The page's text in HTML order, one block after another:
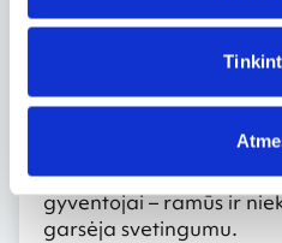
Rodo salą, galima
antikos laikų griuvėsius,
liekanas, kalnuose
išsibarstę tradiciniai
kuriuose gyvenimas
gyventojai – ramūs ir
garsėja svetingumu.